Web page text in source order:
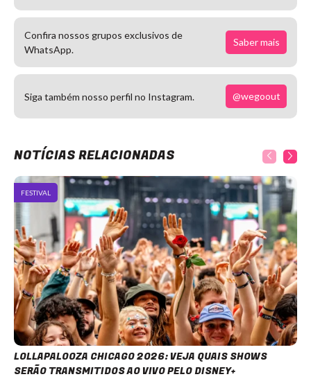
Confira nossos grupos exclusivos de
WhatsApp.
Saber mais
Siga também nosso perfil no Instagram. @wegoout
NOTÍCIAS RELACIONADAS
FESTIVAL
LOLLAPALOOZA CHICAGO 2026: VEJA QUAIS SHOWS
SERÃO TRANSMITIDOS AO VIVO PELO DISNEY+